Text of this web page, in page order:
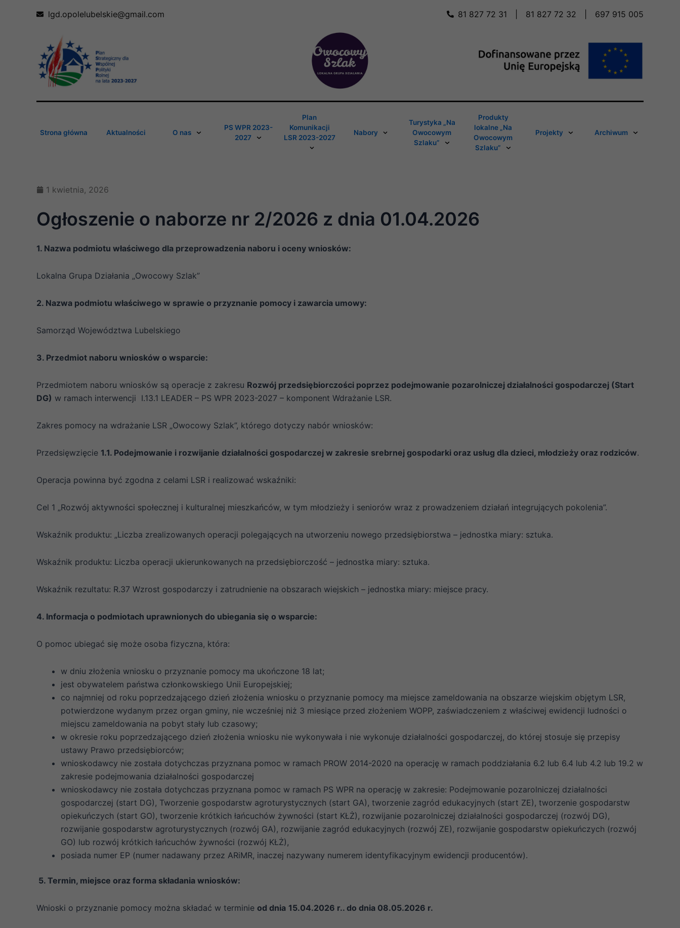
lgd.opolelubelskie@gmail.com 81 827 72 31 81 827 72 32 697 915 005
Strona główna Aktualności O nas
PS WPR 2023-
2027
Plan
Komunikacji
LSR 2023-2027
Nabory
Turystyka „Na
Owocowym
Szlaku”
Produkty
lokalne „Na
Owocowym
Szlaku”
Projekty Archiwum
1 kwietnia, 2026
Ogłoszenie o naborze nr 2/2026 z dnia 01.04.2026
1. Nazwa podmiotu właściwego dla przeprowadzenia naboru i oceny wniosków:
Lokalna Grupa Działania „Owocowy Szlak”
2. Nazwa podmiotu właściwego w sprawie o przyznanie pomocy i zawarcia umowy:
Samorząd Województwa Lubelskiego
3. Przedmiot naboru wniosków o wsparcie:
Przedmiotem naboru wniosków są operacje z zakresu Rozwój przedsiębiorczości poprzez podejmowanie pozarolniczej działalności gospodarczej (Start
DG) w ramach interwencji I.13.1 LEADER – PS WPR 2023-2027 – komponent Wdrażanie LSR.
Zakres pomocy na wdrażanie LSR „Owocowy Szlak”, którego dotyczy nabór wniosków:
Przedsięwzięcie 1.1. Podejmowanie i rozwijanie działalności gospodarczej w zakresie srebrnej gospodarki oraz usług dla dzieci, młodzieży oraz rodziców.
Operacja powinna być zgodna z celami LSR i realizować wskaźniki:
Cel 1 „Rozwój aktywności społecznej i kulturalnej mieszkańców, w tym młodzieży i seniorów wraz z prowadzeniem działań integrujących pokolenia”.
Wskaźnik produktu: „Liczba zrealizowanych operacji polegających na utworzeniu nowego przedsiębiorstwa – jednostka miary: sztuka.
Wskaźnik produktu: Liczba operacji ukierunkowanych na przedsiębiorczość – jednostka miary: sztuka.
Wskaźnik rezultatu: R.37 Wzrost gospodarczy i zatrudnienie na obszarach wiejskich – jednostka miary: miejsce pracy.
4. Informacja o podmiotach uprawnionych do ubiegania się o wsparcie:
O pomoc ubiegać się może osoba fizyczna, która:
w dniu złożenia wniosku o przyznanie pomocy ma ukończone 18 lat;
jest obywatelem państwa członkowskiego Unii Europejskiej;
co najmniej od roku poprzedzającego dzień złożenia wniosku o przyznanie pomocy ma miejsce zameldowania na obszarze wiejskim objętym LSR,
potwierdzone wydanym przez organ gminy, nie wcześniej niż 3 miesiące przed złożeniem WOPP, zaświadczeniem z właściwej ewidencji ludności o
miejscu zameldowania na pobyt stały lub czasowy;
w okresie roku poprzedzającego dzień złożenia wniosku nie wykonywała i nie wykonuje działalności gospodarczej, do której stosuje się przepisy
ustawy Prawo przedsiębiorców;
wnioskodawcy nie została dotychczas przyznana pomoc w ramach PROW 2014-2020 na operację w ramach poddziałania 6.2 lub 6.4 lub 4.2 lub 19.2 w
zakresie podejmowania działalności gospodarczej
wnioskodawcy nie została dotychczas przyznana pomoc w ramach PS WPR na operację w zakresie: Podejmowanie pozarolniczej działalności
gospodarczej (start DG), Tworzenie gospodarstw agroturystycznych (start GA), tworzenie zagród edukacyjnych (start ZE), tworzenie gospodarstw
opiekuńczych (start GO), tworzenie krótkich łańcuchów żywności (start KŁŻ), rozwijanie pozarolniczej działalności gospodarczej (rozwój DG),
rozwijanie gospodarstw agroturystycznych (rozwój GA), rozwijanie zagród edukacyjnych (rozwój ZE), rozwijanie gospodarstw opiekuńczych (rozwój
GO) lub rozwój krótkich łańcuchów żywności (rozwój KŁŻ),
posiada numer EP (numer nadawany przez ARiMR, inaczej nazywany numerem identyfikacyjnym ewidencji producentów).
5. Termin, miejsce oraz forma składania wniosków:
Wnioski o przyznanie pomocy można składać w terminie od dnia 15.04.2026 r.. do dnia 08.05.2026 r.